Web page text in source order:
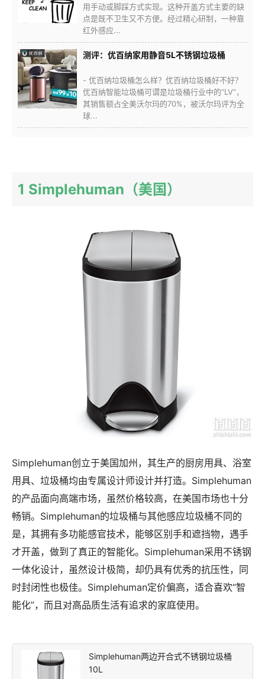
用手动或脚踩方式实现。这种开盖方式主要的缺
点是既不卫生又不方便。经过精心研制，一种靠
红外感应...
测评：优百纳家用静音5L不锈钢垃圾桶
- 优百纳垃圾桶怎么样？优百纳垃圾桶好不好？
优百纳智能垃圾桶可谓是垃圾桶行业中的“LV”，
其销售额占全美沃尔玛的70%，被沃尔玛评为全
球...
1 Simplehuman（美国）
Simplehuman创立于美国加州，其生产的厨房用具、浴室
用具、垃圾桶均由专属设计师设计并打造。Simplehuman
的产品面向高端市场，虽然价格较高，在美国市场也十分
畅销。Simplehuman的垃圾桶与其他感应垃圾桶不同的
是，其拥有多功能感官技术，能够区别手和遮挡物，遇手
才开盖，做到了真正的智能化。Simplehuman采用不锈钢
一体化设计，虽然设计极简，却仍具有优秀的抗压性，同
时封闭性也极佳。Simplehuman定价偏高，适合喜欢“智
能化”，而且对高品质生活有追求的家庭使用。
Simplehuman两边开合式不锈钢垃圾桶
10L